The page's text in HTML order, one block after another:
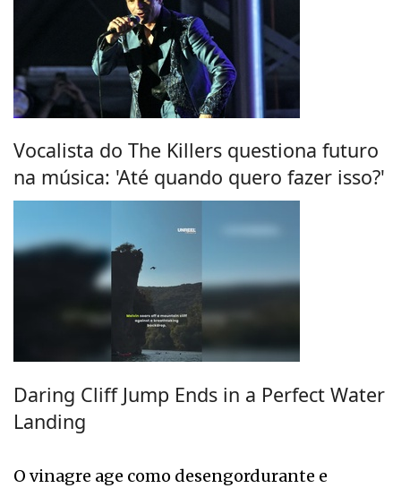
Vocalista do The Killers questiona futuro
na música: 'Até quando quero fazer isso?'
Daring Cliff Jump Ends in a Perfect Water
Landing
O vinagre age como desengordurante e